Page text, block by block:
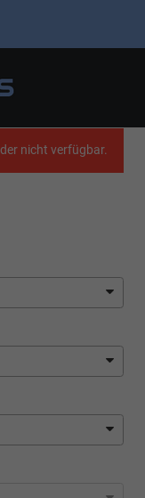
nicht verfügbar.